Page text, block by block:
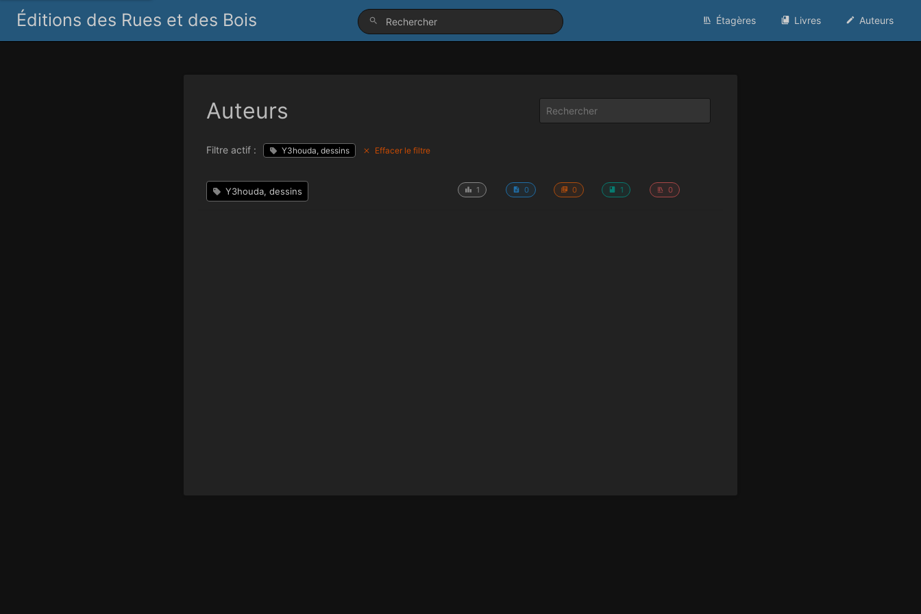
Éditions des Rues et des Bois Étagères Livres Auteurs
Auteurs
Filtre actif : Y3houda, dessins Effacer le filtre
Y3houda, dessins 1 0 0 1 0